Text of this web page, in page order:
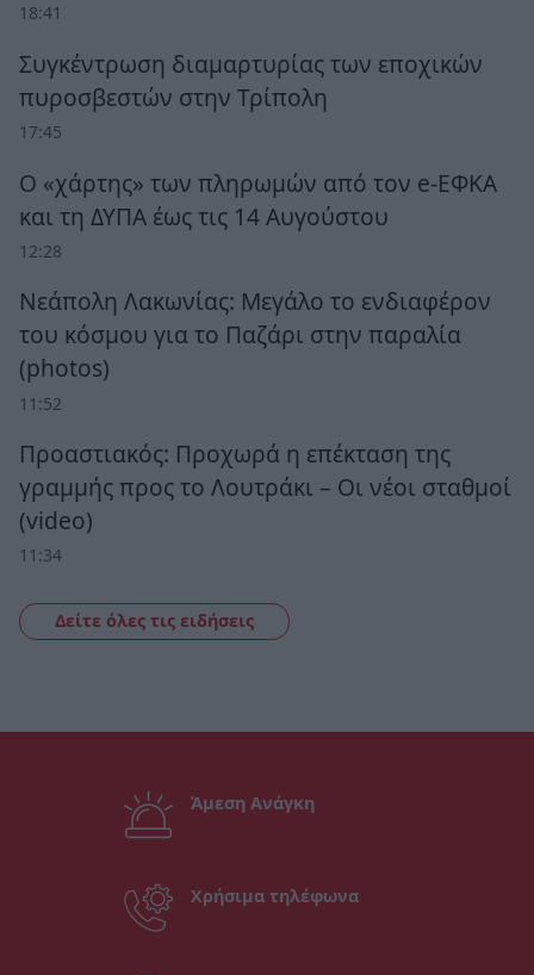
18:41
Συγκέντρωση διαμαρτυρίας των εποχικών
πυροσβεστών στην Τρίπολη
17:45
Ο «χάρτης» των πληρωμών από τον e-ΕΦΚΑ
και τη ΔΥΠΑ έως τις 14 Αυγούστου
12:28
Νεάπολη Λακωνίας: Μεγάλο το ενδιαφέρον
του κόσμου για το Παζάρι στην παραλία
(photos)
11:52
Προαστιακός: Προχωρά η επέκταση της
γραμμής προς το Λουτράκι – Οι νέοι σταθμοί
(video)
11:34
Δείτε όλες τις ειδήσεις
Άμεση Ανάγκη
Χρήσιμα τηλέφωνα